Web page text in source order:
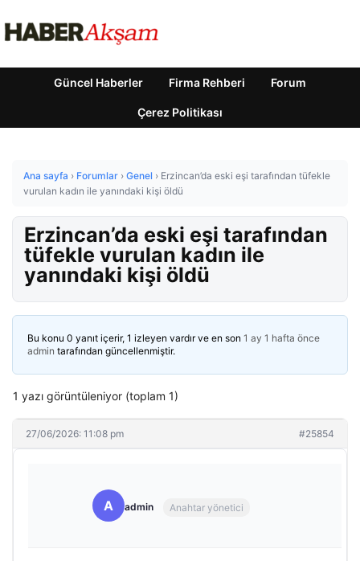
Güncel Haberler Firma Rehberi Forum
Çerez Politikası
Ana sayfa › Forumlar › Genel › Erzincan’da eski eşi tarafından tüfekle
vurulan kadın ile yanındaki kişi öldü
Erzincan’da eski eşi tarafından
tüfekle vurulan kadın ile
yanındaki kişi öldü
Bu konu 0 yanıt içerir, 1 izleyen vardır ve en son 1 ay 1 hafta önce
admin tarafından güncellenmiştir.
1 yazı görüntüleniyor (toplam 1)
27/06/2026: 11:08 pm #25854
A admin Anahtar yönetici